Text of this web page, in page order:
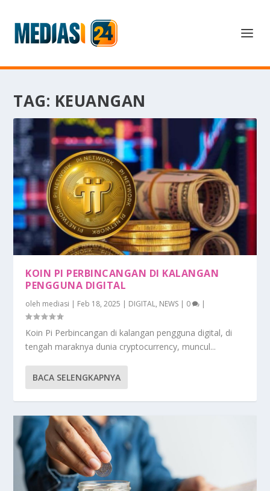
TAG: KEUANGAN
KOIN PI PERBINCANGAN DI KALANGAN
PENGGUNA DIGITAL
oleh mediasi | Feb 18, 2025 | DIGITAL, NEWS | 0 |
Koin Pi Perbincangan di kalangan pengguna digital, di
tengah maraknya dunia cryptocurrency, muncul...
BACA SELENGKAPNYA